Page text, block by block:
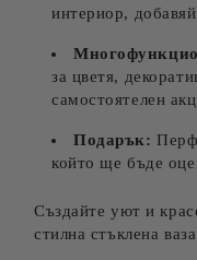
интериор,
за цветя,
самостоятелен
Подарък:
който ще бъде
Създайте уют и
стилна стъклена